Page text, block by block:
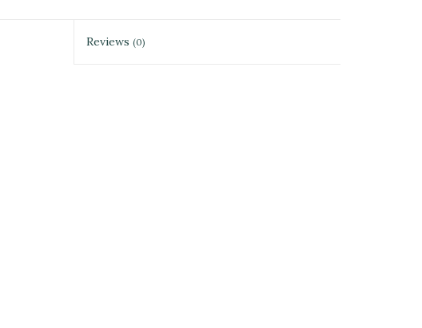
Reviews(0)